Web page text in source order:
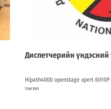
Диспетчерийн үндэсний
Hipath4000 openstage xpert 6010P
төсөл